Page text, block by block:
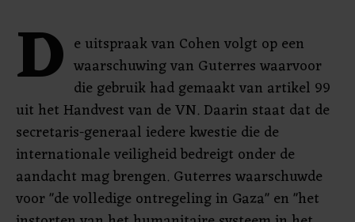
D e uitspraak van Cohen volgt op een
waarschuwing van Guterres waarvoor
die gebruik had gemaakt van artikel 99
uit het Handvest van de VN. Daarin staat dat de
secretaris-generaal iedere kwestie die de
internationale veiligheid bedreigt onder de
aandacht mag brengen. Guterres waarschuwde
voor "de volledige ontregeling in Gaza" en "het